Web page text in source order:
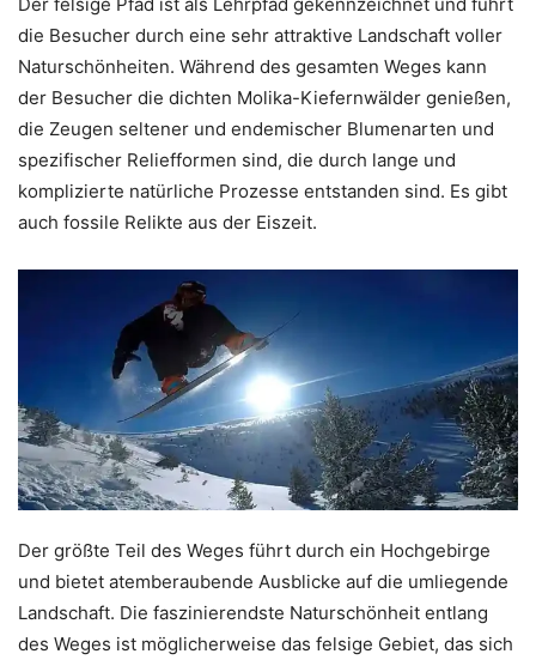
die Besucher durch eine sehr attraktive Landschaft voller
Naturschönheiten. Während des gesamten Weges kann
der Besucher die dichten Molika-Kiefernwälder genießen,
die Zeugen seltener und endemischer Blumenarten und
spezifischer Reliefformen sind, die durch lange und
komplizierte natürliche Prozesse entstanden sind. Es gibt
auch fossile Relikte aus der Eiszeit.
Der größte Teil des Weges führt durch ein Hochgebirge
und bietet atemberaubende Ausblicke auf die umliegende
Landschaft. Die faszinierendste Naturschönheit entlang
des Weges ist möglicherweise das felsige Gebiet, das sich